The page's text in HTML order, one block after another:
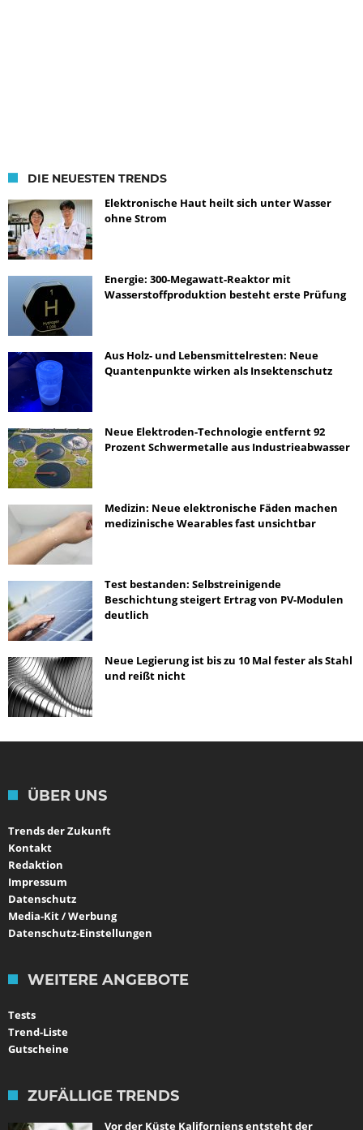
DIE NEUESTEN TRENDS
Elektronische Haut heilt sich unter Wasser
ohne Strom
Energie: 300-Megawatt-Reaktor mit
Wasserstoffproduktion besteht erste Prüfung
Aus Holz- und Lebensmittelresten: Neue
Quantenpunkte wirken als Insektenschutz
Neue Elektroden-Technologie entfernt 92
Prozent Schwermetalle aus Industrieabwasser
Medizin: Neue elektronische Fäden machen
medizinische Wearables fast unsichtbar
Test bestanden: Selbstreinigende
Beschichtung steigert Ertrag von PV-Modulen
deutlich
Neue Legierung ist bis zu 10 Mal fester als Stahl
und reißt nicht
ÜBER UNS
Trends der Zukunft
Kontakt
Redaktion
Impressum
Datenschutz
Media-Kit / Werbung
Datenschutz-Einstellungen
WEITERE ANGEBOTE
Tests
Trend-Liste
Gutscheine
ZUFÄLLIGE TRENDS
Vor der Küste Kaliforniens entsteht der